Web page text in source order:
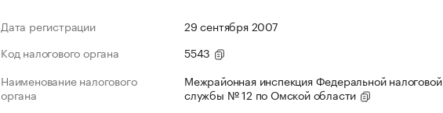
Дата регистрации
29 сентября 2007
Код налогового органа
5543
Наименование налогового
органа
Межрайонная инспекция Федеральной налоговой
службы № 12 по Омской области